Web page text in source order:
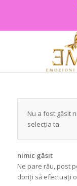
Nu a fost găsit
selecția ta.
nimic găsit
Ne pare rău, post
doriți să efectuați